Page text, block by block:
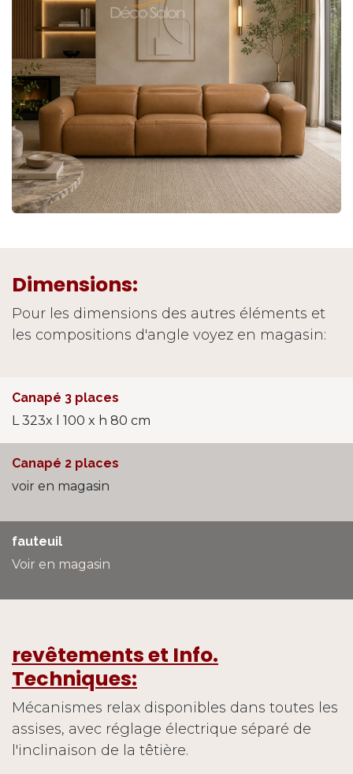
Dimensions:
Pour les dimensions des autres éléments et
les compositions d'angle voyez en magasin:
Canapé 3 places
L 323x l 100 x h 80 cm
Canapé 2 places
voir en magasin
fauteuil
Voir en magasin
revêtements et Info.
Techniques:
Mécanismes relax disponibles dans toutes les
assises, avec réglage électrique séparé de
l'inclinaison de la têtière.